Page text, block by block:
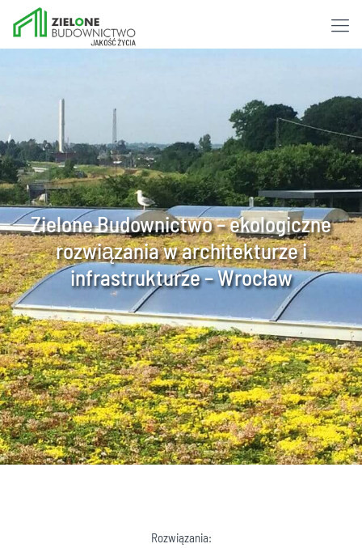
Zielone Budownictwo – ekologiczne
rozwiązania w architekturze i
infrastrukturze – Wrocław
Rozwiązania: